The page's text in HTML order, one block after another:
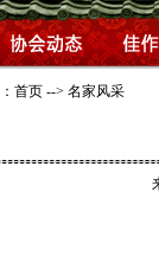
首页 --> 名家风采